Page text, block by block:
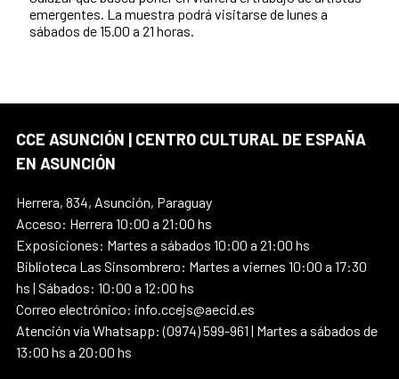
emergentes. La muestra podrá visitarse de lunes a
sábados de 15.00 a 21 horas.
CCE ASUNCIÓN | CENTRO CULTURAL DE ESPAÑA
EN ASUNCIÓN
Herrera, 834, Asunción, Paraguay
Acceso: Herrera 10:00 a 21:00 hs
Exposiciones: Martes a sábados 10:00 a 21:00 hs
Biblioteca Las Sinsombrero: Martes a viernes 10:00 a 17:30
hs | Sábados: 10:00 a 12:00 hs
Correo electrónico: info.ccejs@aecid.es
Atención vía Whatsapp: (0974) 599-961 | Martes a sábados de
13:00 hs a 20:00 hs